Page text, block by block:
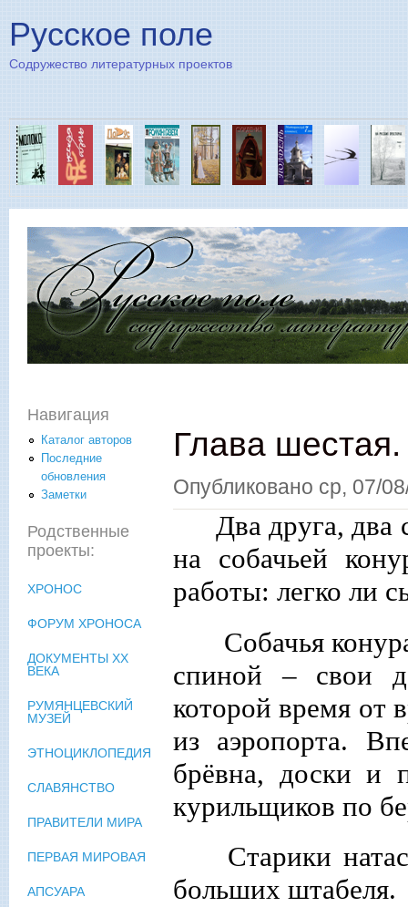
Русское поле
Содружество литературных проектов
Глава
Опубликовано ср, 07/
Два друга, два
на собачьей
работы: легко ли
Собачья
спиной – свои
которой время от
из аэропорта.
брёвна, доски и
курильщиков по
Старики
больших штабеля.
Навигация
Каталог авторов
Последние
обновления
Заметки
Родственные
проекты:
ХРОНОС
ФОРУМ ХРОНОСА
ДОКУМЕНТЫ XX
ВЕКА
РУМЯНЦЕВСКИЙ
МУЗЕЙ
ЭТНОЦИКЛОПЕДИЯ
СЛАВЯНСТВО
ПРАВИТЕЛИ МИРА
ПЕРВАЯ МИРОВАЯ
АПСУАРА